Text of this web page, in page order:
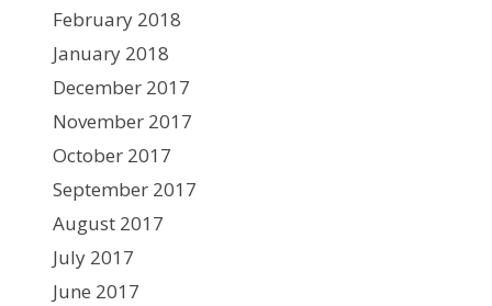
February 2018
January 2018
December 2017
November 2017
October 2017
September 2017
August 2017
July 2017
June 2017